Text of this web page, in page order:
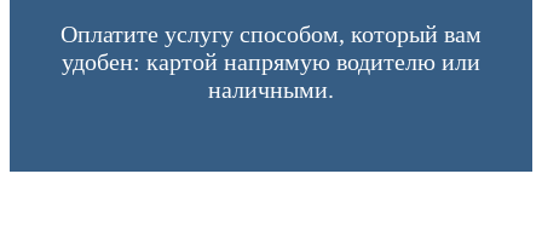
Оплатите услугу способом, который вам
удобен: картой напрямую водителю или
наличными.